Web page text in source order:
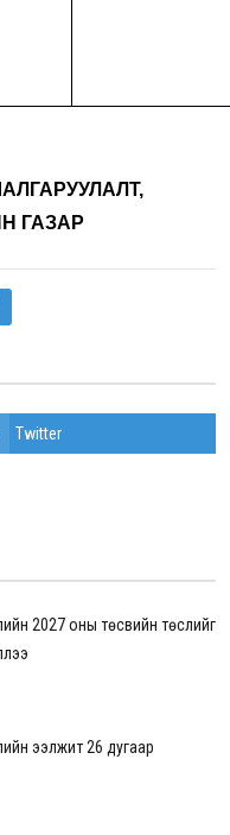
ГАЗАР
Twitter
2027 оны төсвийн төслийг
ээлжит 26 дугаар